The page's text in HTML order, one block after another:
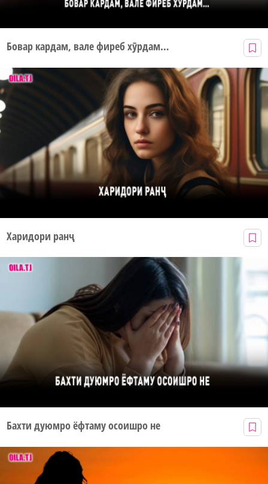
Бовар кардам, вале фиреб хӯрдам…
Харидори ранҷ
Бахти дуюмро ёфтаму осоишро не